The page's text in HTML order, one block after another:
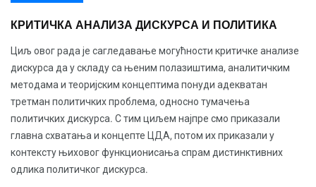
КРИТИЧКА АНАЛИЗА ДИСКУРСА И ПОЛИТИКА
Циљ овог рада је сагледавање могућности критичке анализе
дискурса да у складу са њеним полазиштима, аналитичким
методама и теоријским концептима понуди адекватан
третман политичких проблема, односно тумачења
политичких дискурса. С тим циљем најпре смо приказали
главна схватања и концепте ЦДА, потом их приказали у
контексту њиховог функционисања спрам дистинктивних
одлика политичког дискурса.